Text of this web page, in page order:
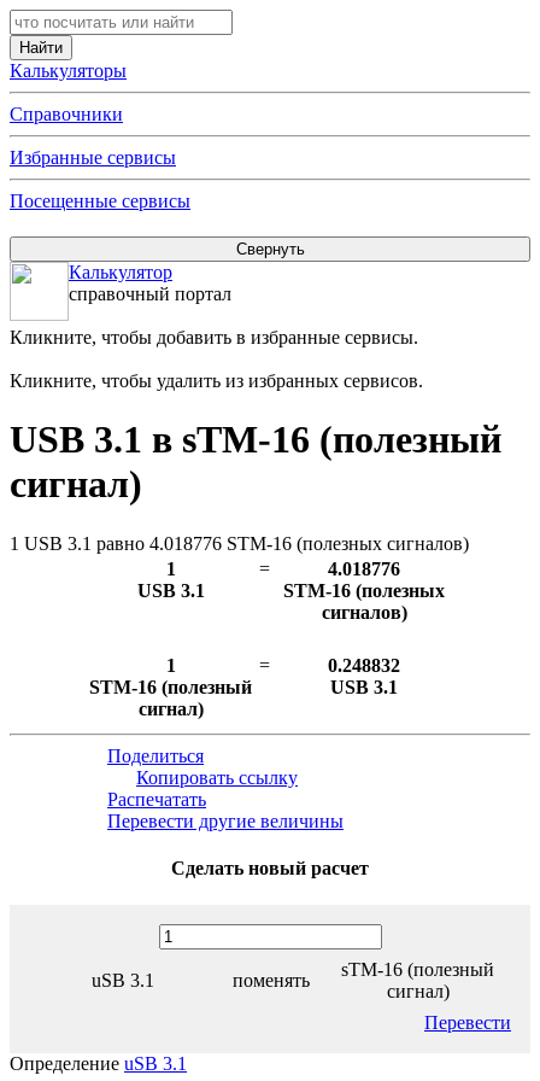
Калькуляторы
Справочники
Избранные сервисы
Посещенные сервисы
Калькулятор
справочный портал
Кликните, чтобы добавить в избранные сервисы.
Кликните, чтобы удалить из избранных сервисов.
USB 3.1 в sTM-16 (полезный
сигнал)
1 USB 3.1 равно 4.018776 STM-16 (полезных сигналов)
1
USB 3.1
=
4.018776
STM-16 (полезных
сигналов)
1
STM-16 (полезный
сигнал)
=
0.248832
USB 3.1
Поделиться
Копировать ссылку
Распечатать
Перевести другие величины
Сделать новый расчет
uSB 3.1 поменять
sTM-16 (полезный
сигнал)
Перевести
Определение uSB 3.1